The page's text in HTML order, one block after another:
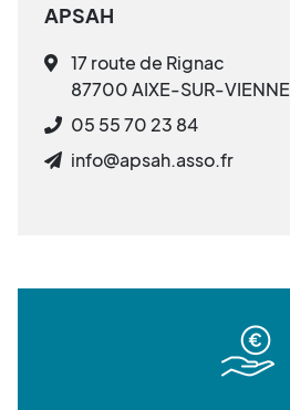
APSAH
17 route de Rignac
87700 AIXE-SUR-VIENNE
05 55 70 23 84
info@apsah.asso.fr